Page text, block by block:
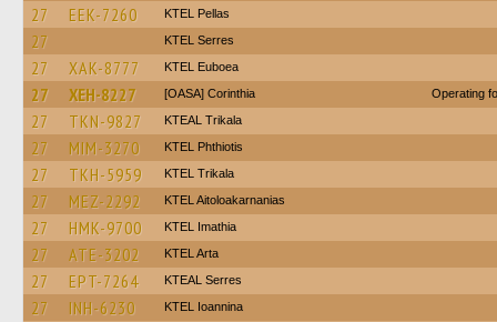
27 EEK-7260 KTEL Pellas
27 KTEL Serres
27 XAK-8777 ΚΤΕL Euboea
27 XEH-8227 [OASA] Corinthia Operating
27 TKN-9827 KTEAL Trikala
27 MIM-3270 ΚΤΕL Phthiotis
27 TKH-5959 ΚΤΕL Τrikala
27 MEZ-2292 KTEL Aitoloakarnanias
27 HMK-9700 KTEL Imathia
27 ATE-3202 KTEL Arta
27 EPT-7264 KTEAL Serres
27 INH-6230 KTEL Ioannina